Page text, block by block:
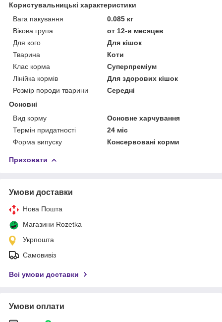
Користувальницькі характеристики
Вага пакування
0.085 кг
Вікова група
от 12-и месяцев
Для кого
Для кішок
Тварина
Коти
Клас корма
Суперпреміум
Лінійка кормів
Для здорових кішок
Розмір породи тварини
Середні
Основні
Вид корму
Основне харчування
Термін придатності
24 міс
Форма випуску
Консервовані корми
Приховати
Умови доставки
Нова Пошта
Магазини Rozetka
Укрпошта
Самовивіз
Всі умови доставки
Умови оплати